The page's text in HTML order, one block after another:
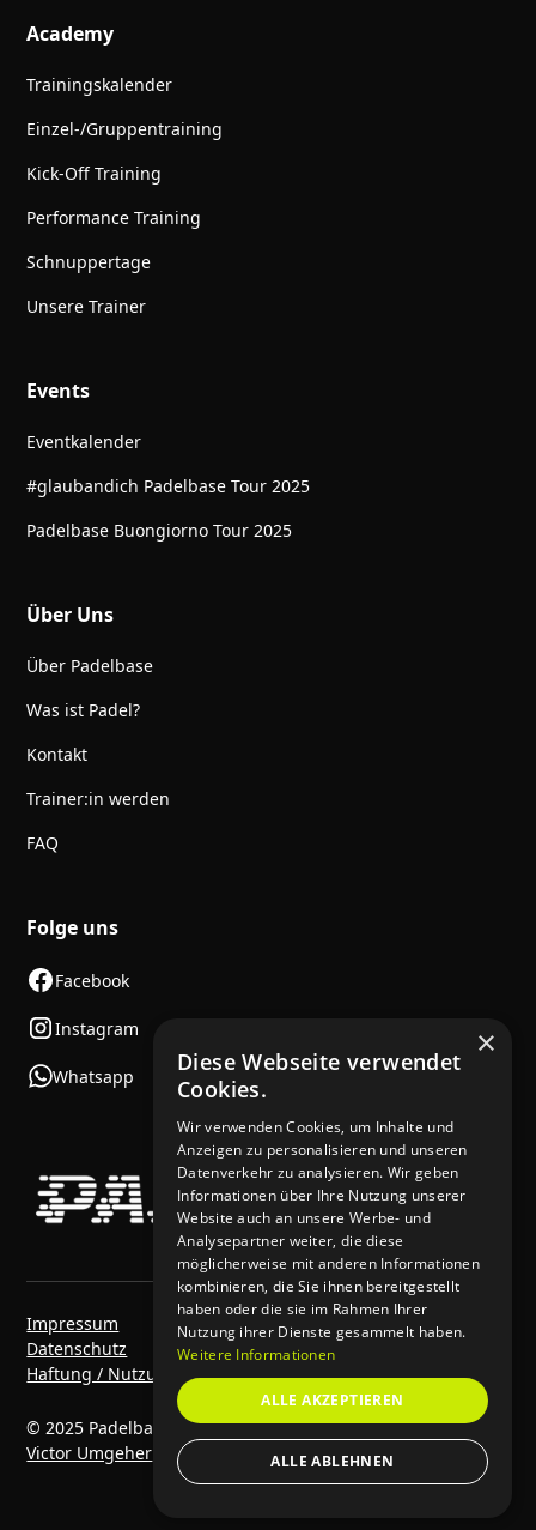
Academy
Trainingskalender
Einzel-/Gruppentraining
Kick-Off Training
Performance Training
Schnuppertage
Unsere Trainer
Events
Eventkalender
#glaubandich Padelbase Tour 2025
Padelbase Buongiorno Tour 2025
Über Uns
Über Padelbase
Was ist Padel?
Kontakt
Trainer:in werden
FAQ
Folge uns
Facebook
Instagram
Whatsapp
© 2025 Padelbase. Alle Rechte vorbehalten. | Made by
Victor Umgeher
Kwapso
Impressum
Datenschutz
Haftung / Nutzungsbedingungen
×
Diese Webseite verwendet
Cookies.
Wir verwenden Cookies, um Inhalte und
Anzeigen zu personalisieren und unseren
Datenverkehr zu analysieren. Wir geben
Informationen über Ihre Nutzung unserer
Website auch an unsere Werbe- und
Analysepartner weiter, die diese
möglicherweise mit anderen Informationen
kombinieren, die Sie ihnen bereitgestellt
haben oder die sie im Rahmen Ihrer
Nutzung ihrer Dienste gesammelt haben.
Weitere Informationen
ALLE AKZEPTIEREN
ALLE ABLEHNEN